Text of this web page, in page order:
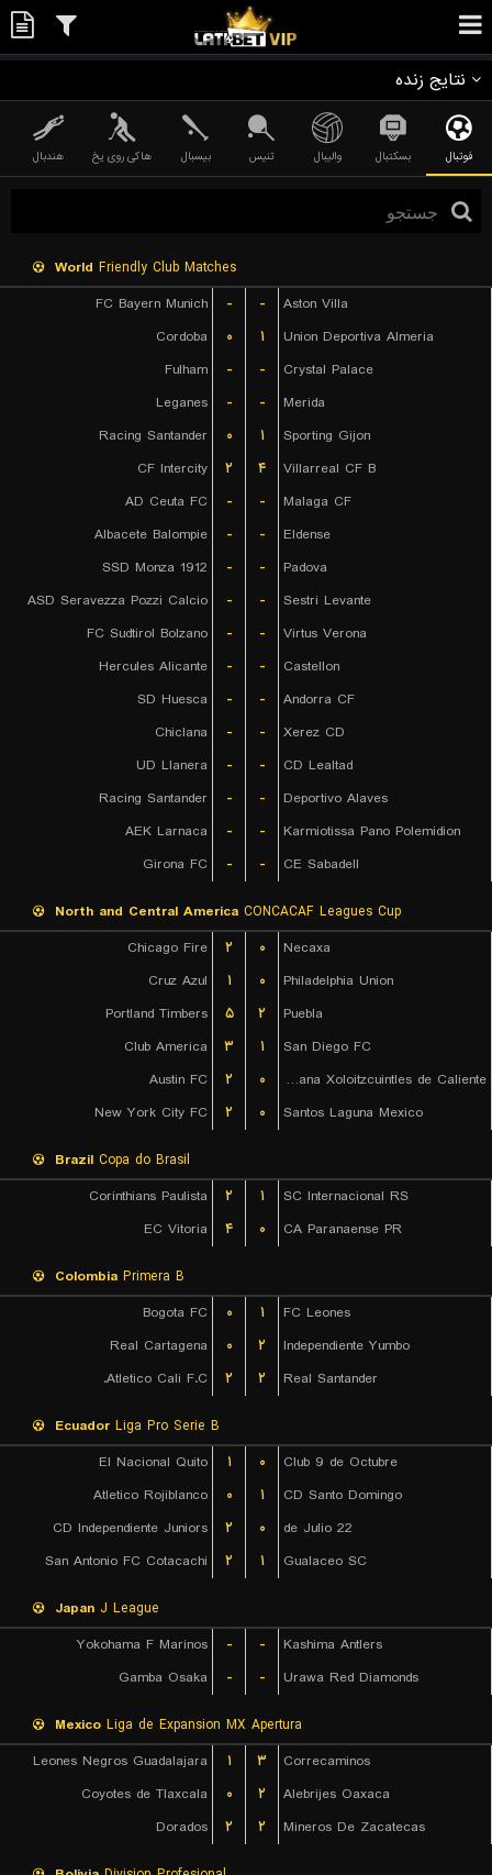
نتایج زنده
فوتبال بسکتبال والیبال تنیس بیسبال هاکی روی یخ هندبال
World Friendly Club Matches
FC Bayern Munich
- -
Aston Villa
Cordoba
۰ ۱
Union Deportiva Almeria
Fulham
- -
Crystal Palace
Leganes
- -
Merida
Racing Santander
۰ ۱
Sporting Gijon
CF Intercity
۲ ۴
Villarreal CF B
AD Ceuta FC
- -
Malaga CF
Albacete Balompie
- -
Eldense
SSD Monza 1912
- -
Padova
ASD Seravezza Pozzi Calcio
- -
Sestri Levante
FC Sudtirol Bolzano
- -
Virtus Verona
Hercules Alicante
- -
Castellon
SD Huesca
- -
Andorra CF
Chiclana
- -
Xerez CD
UD Llanera
- -
CD Lealtad
Racing Santander
- -
Deportivo Alaves
AEK Larnaca
- -
Karmiotissa Pano Polemidion
Girona FC
- - CE Sabadell
North and Central America CONCACAF Leagues Cup
Chicago Fire
۲ ۰
Necaxa
Cruz Azul
۱ ۰
Philadelphia Union
Portland Timbers
۵ ۲
Puebla
Club America
۳ ۱
San Diego FC
Austin FC
۲ ۰
Club Tijuana Xoloitzcuintles de Caliente
New York City FC
۲ ۰ Santos Laguna Mexico
Brazil Copa do Brasil
Corinthians Paulista
۲ ۱
SC Internacional RS
EC Vitoria
۴ ۰ CA Paranaense PR
Colombia Primera B
Bogota FC
۰ ۱
FC Leones
Real Cartagena
۰ ۲
Independiente Yumbo
Atletico Cali F.C.
۲ ۲ Real Santander
Ecuador Liga Pro Serie B
El Nacional Quito
۱ ۰
Club 9 de Octubre
Atletico Rojiblanco
۰ ۱
CD Santo Domingo
CD Independiente Juniors
۲ ۰
22 de Julio
San Antonio FC Cotacachi
۲ ۱ Gualaceo SC
Japan J League
Yokohama F Marinos
- -
Kashima Antlers
Gamba Osaka
- - Urawa Red Diamonds
Mexico Liga de Expansion MX Apertura
Leones Negros Guadalajara
۱ ۳
Correcaminos
Coyotes de Tlaxcala
۰ ۲
Alebrijes Oaxaca
Dorados
۲ ۲ Mineros De Zacatecas